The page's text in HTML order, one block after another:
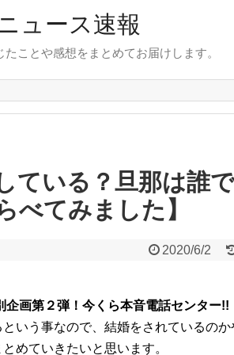
ュース速報
ことや感想をまとめてお届けします。
ている？旦那は誰
べてみました】
2020/6/2
企画第２弾！今くら本音電話センター!!
いう事なので、結婚をされているの
めていきたいと思います。